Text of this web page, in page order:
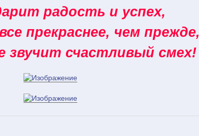
радость и успех,
прекраснее, чем прежде,
звучит счастливый смех!